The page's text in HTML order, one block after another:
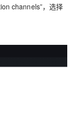
channels”，选择